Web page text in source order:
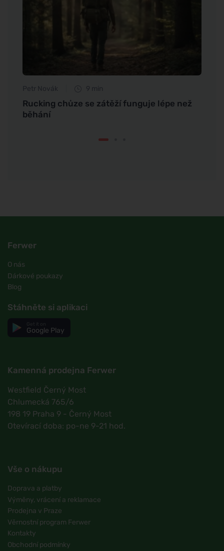
Petr Novák 9 min
Rucking chůze se zátěží funguje lépe než
běhání
Ferwer
O nás
Dárkové poukazy
Blog
Stáhněte si aplikaci
Google Play
Kamenná prodejna Ferwer
Westfield Černý Most
Chlumecká 765/6
198 19 Praha 9 - Černý Most
Otevírací doba: po-ne 9-21 hod.
Vše o nákupu
Doprava a platby
Výměny, vrácení a reklamace
Prodejna v Praze
Věrnostní program Ferwer
Kontakty
Obchodní podmínky